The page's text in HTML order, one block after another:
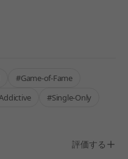
#Game-of-Fame
#Single-Only
評価する